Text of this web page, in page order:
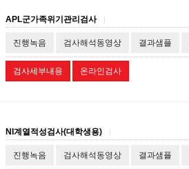
APL군가족위기관리검사
진행녹음 검사해석동영상 결과샘플
검사세부내용 온라인검사
NI계열적성검사(대학생용)
진행녹음 검사해석동영상 결과샘플